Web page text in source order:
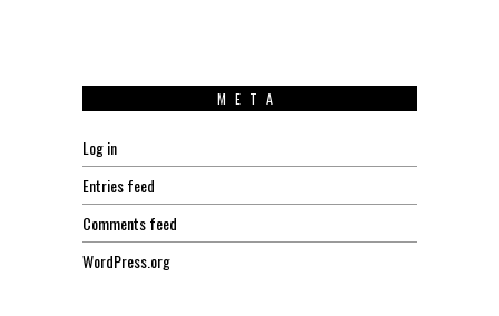
META
Log in
Entries feed
Comments feed
WordPress.org